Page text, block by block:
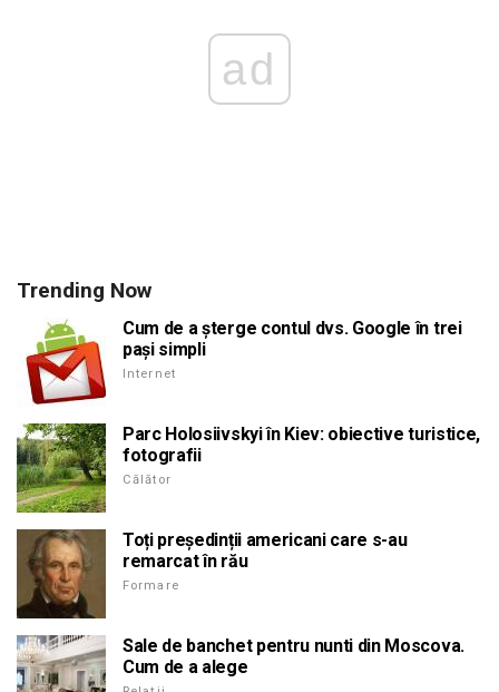
ad
Trending Now
Cum de a șterge contul dvs. Google în trei
pași simpli
Internet
Parc Holosiivskyi în Kiev: obiective turistice,
fotografii
Călător
Toți președinții americani care s-au
remarcat în rău
Formare
Sale de banchet pentru nunti din Moscova.
Cum de a alege